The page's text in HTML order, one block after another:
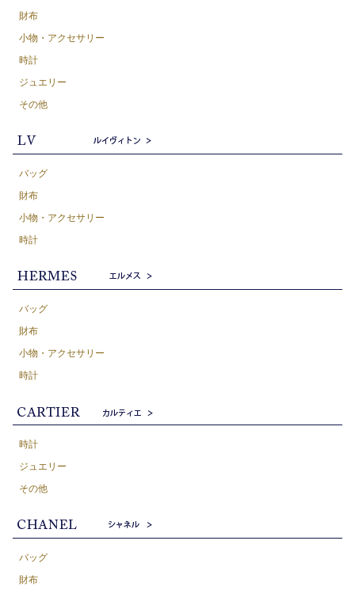
財布
小物・アクセサリー
時計
ジュエリー
その他
バッグ
財布
小物・アクセサリー
時計
バッグ
財布
小物・アクセサリー
時計
時計
ジュエリー
その他
バッグ
財布